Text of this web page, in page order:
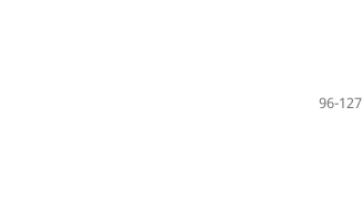
96-127